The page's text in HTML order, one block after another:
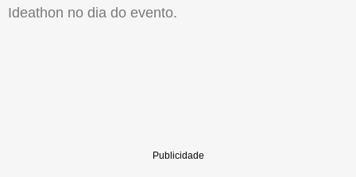
Ideathon no dia do evento.